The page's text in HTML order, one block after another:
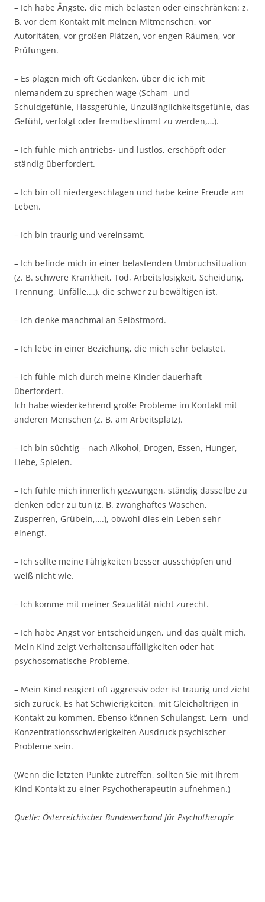
– Ich habe Ängste, die mich belasten oder einschränken: z.
B. vor dem Kontakt mit meinen Mitmenschen, vor
Autoritäten, vor großen Plätzen, vor engen Räumen, vor
Prüfungen.
– Es plagen mich oft Gedanken, über die ich mit
niemandem zu sprechen wage (Scham- und
Schuldgefühle, Hassgefühle, Unzulänglichkeitsgefühle, das
Gefühl, verfolgt oder fremdbestimmt zu werden,…).
– Ich fühle mich antriebs- und lustlos, erschöpft oder
ständig überfordert.
– Ich bin oft niedergeschlagen und habe keine Freude am
Leben.
– Ich bin traurig und vereinsamt.
– Ich befinde mich in einer belastenden Umbruchsituation
(z. B. schwere Krankheit, Tod, Arbeitslosigkeit, Scheidung,
Trennung, Unfälle,…), die schwer zu bewältigen ist.
– Ich denke manchmal an Selbstmord.
– Ich lebe in einer Beziehung, die mich sehr belastet.
– Ich fühle mich durch meine Kinder dauerhaft
überfordert.
Ich habe wiederkehrend große Probleme im Kontakt mit
anderen Menschen (z. B. am Arbeitsplatz).
– Ich bin süchtig – nach Alkohol, Drogen, Essen, Hunger,
Liebe, Spielen.
– Ich fühle mich innerlich gezwungen, ständig dasselbe zu
denken oder zu tun (z. B. zwanghaftes Waschen,
Zusperren, Grübeln,….), obwohl dies ein Leben sehr
einengt.
– Ich sollte meine Fähigkeiten besser ausschöpfen und
weiß nicht wie.
– Ich komme mit meiner Sexualität nicht zurecht.
– Ich habe Angst vor Entscheidungen, und das quält mich.
Mein Kind zeigt Verhaltensauffälligkeiten oder hat
psychosomatische Probleme.
– Mein Kind reagiert oft aggressiv oder ist traurig und zieht
sich zurück. Es hat Schwierigkeiten, mit Gleichaltrigen in
Kontakt zu kommen. Ebenso können Schulangst, Lern- und
Konzentrationsschwierigkeiten Ausdruck psychischer
Probleme sein.
(Wenn die letzten Punkte zutreffen, sollten Sie mit Ihrem
Kind Kontakt zu einer PsychotherapeutIn aufnehmen.)
Quelle: Österreichischer Bundesverband für Psychotherapie